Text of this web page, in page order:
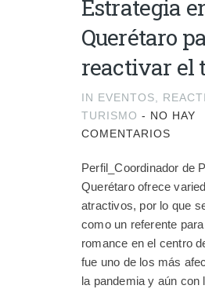
Estrategia
Querétaro
reactivar el
IN EVENTOS,
TURISMO - NO HAY
COMENTARIOS
Perfil_Coordinador de
Querétaro ofrece
atractivos, por lo que
como un referente
romance en el centro
fue uno de los más
la pandemia y aún con